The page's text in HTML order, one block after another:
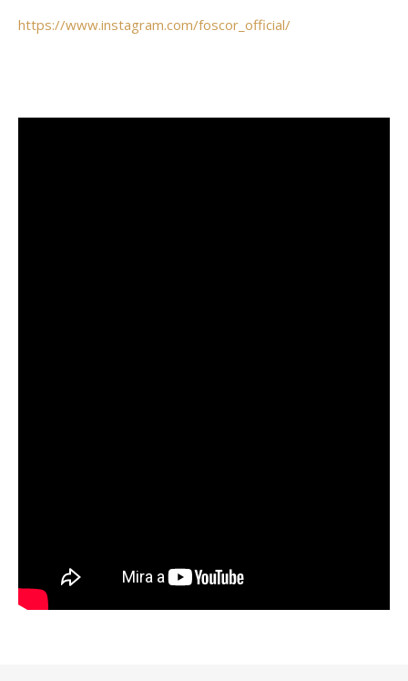
https://www.instagram.com/foscor_official/